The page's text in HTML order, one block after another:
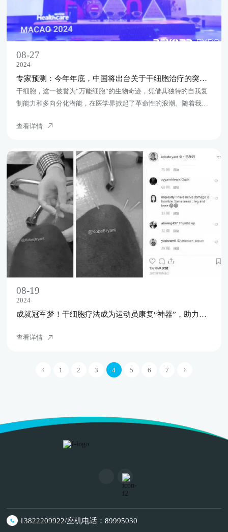
08-27
2024
专家预测：今年年底，中国将出台关于干细胞治疗的突破性政策。
干细胞，这一被誉为“万能细胞”的生物奇迹，凭借其独特的自我复
制能力和多向分化潜能，在医学界掀起了革命性的浪潮。随着我国
突破，更在各类疾病的治疗中展现出了广阔的应用前景和显著的疗
查看详情
08-19
2024
成就冠军梦！干细胞疗法成为运动员康复“神器”，助力运动员重返赛场
查看详情
1 2 3 4 5 6 7
13822209922/座机电话：89995030